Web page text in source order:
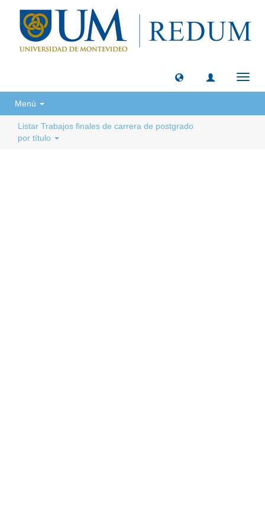
Menú
Listar Trabajos finales de carrera de postgrado
por título